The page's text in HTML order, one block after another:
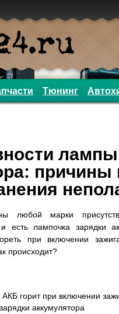
Тюнинг
любой марки
лампочка зарядки
при включении
происходит?
горит при включении
аккумулятора